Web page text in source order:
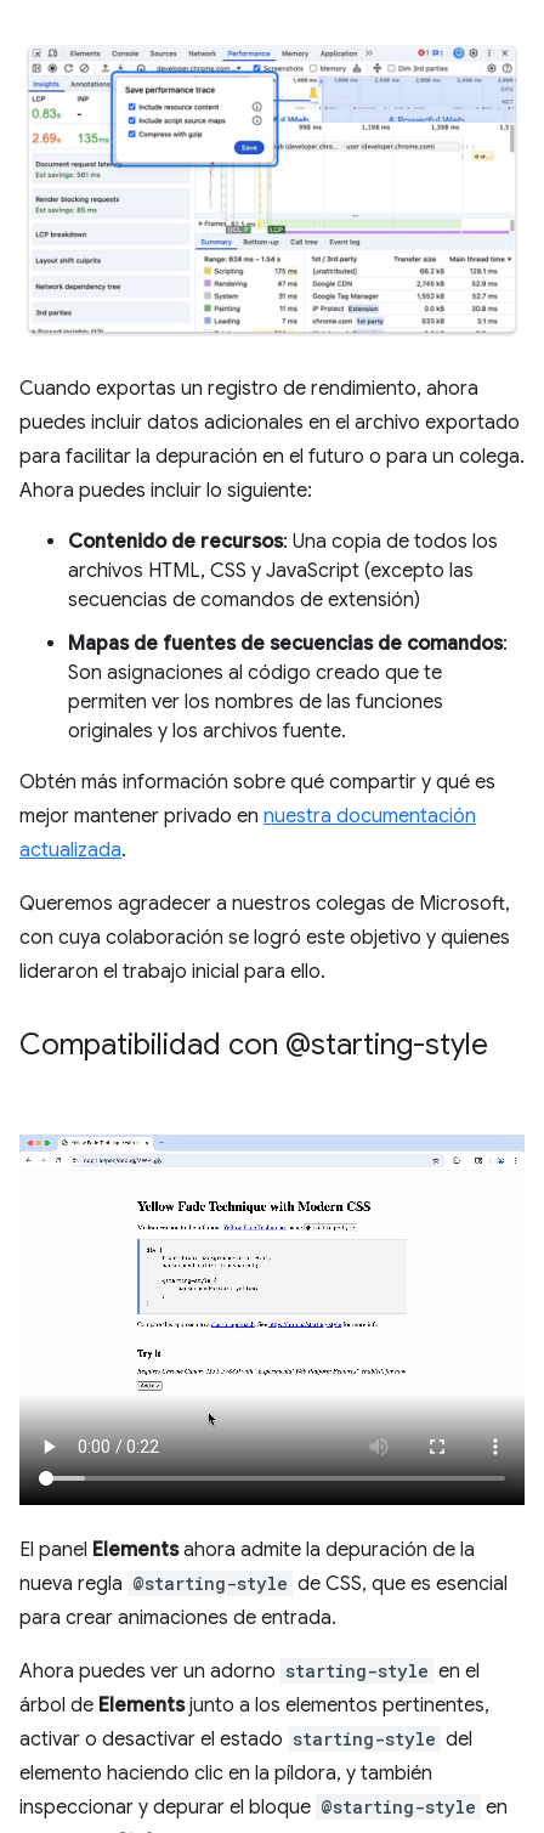
Cuando exportas un registro de rendimiento, ahora
puedes incluir datos adicionales en el archivo exportado
para facilitar la depuración en el futuro o para un colega.
Ahora puedes incluir lo siguiente:
Contenido de recursos: Una copia de todos los
archivos HTML, CSS y JavaScript (excepto las
secuencias de comandos de extensión)
Mapas de fuentes de secuencias de comandos:
Son asignaciones al código creado que te
permiten ver los nombres de las funciones
originales y los archivos fuente.
Obtén más información sobre qué compartir y qué es
mejor mantener privado en nuestra documentación
actualizada.
Queremos agradecer a nuestros colegas de Microsoft,
con cuya colaboración se logró este objetivo y quienes
lideraron el trabajo inicial para ello.
Compatibilidad con @starting-style
El panel Elementsahora admite la depuración de la
nueva regla @starting-style de CSS, que es esencial
para crear animaciones de entrada.
Ahora puedes ver un adorno starting-style en el
árbol de Elementsjunto a los elementos pertinentes,
activar o desactivar el estado starting-style del
elemento haciendo clic en la píldora, y también
inspeccionar y depurar el bloque @starting-style en